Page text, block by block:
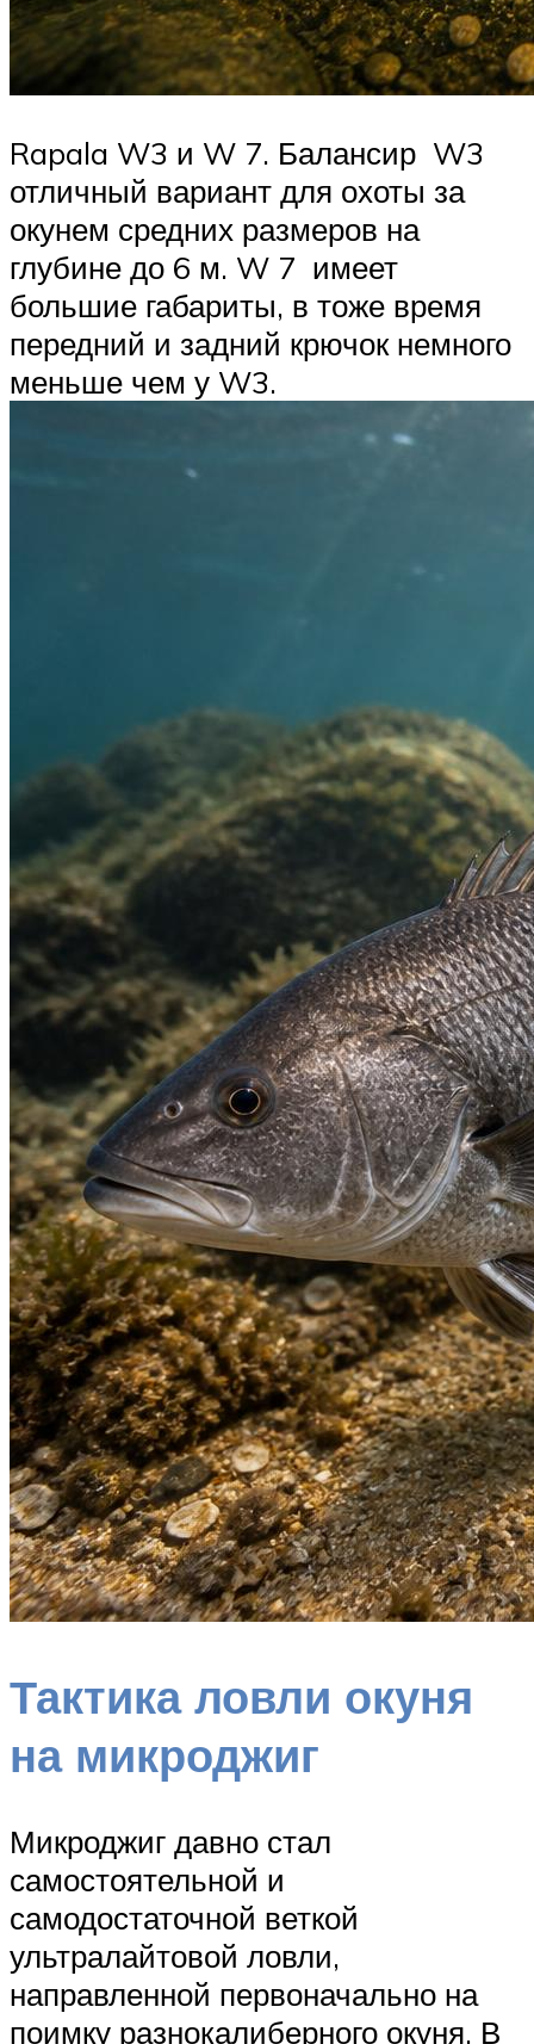
Rapala W3 и W 7. Балансир W3
отличный вариант для охоты за
окунем средних размеров на
глубине до 6 м. W 7 имеет
большие габариты, в тоже время
передний и задний крючок немного
меньше чем у W3.
Тактика ловли окуня
на микроджиг
Микроджиг давно стал
самостоятельной и
самодостаточной веткой
ультралайтовой ловли,
направленной первоначально на
поимку разнокалиберного окуня. В